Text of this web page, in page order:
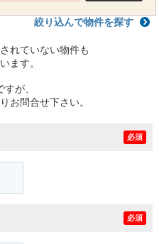
絞り込んで物件を探す
れていない物件も
ます。
が、
お問合せ下さい。
必須
必須